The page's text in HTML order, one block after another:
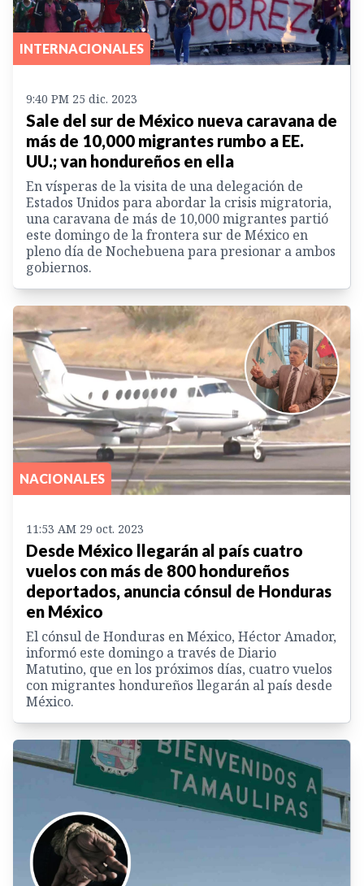
INTERNACIONALES
9:40 PM 25 dic. 2023
Sale del sur de México nueva caravana de
más de 10,000 migrantes rumbo a EE.
UU.; van hondureños en ella
En vísperas de la visita de una delegación de
Estados Unidos para abordar la crisis migratoria,
una caravana de más de 10,000 migrantes partió
este domingo de la frontera sur de México en
pleno día de Nochebuena para presionar a ambos
gobiernos.
NACIONALES
11:53 AM 29 oct. 2023
Desde México llegarán al país cuatro
vuelos con más de 800 hondureños
deportados, anuncia cónsul de Honduras
en México
El cónsul de Honduras en México, Héctor Amador,
informó este domingo a través de Diario
Matutino, que en los próximos días, cuatro vuelos
con migrantes hondureños llegarán al país desde
México.